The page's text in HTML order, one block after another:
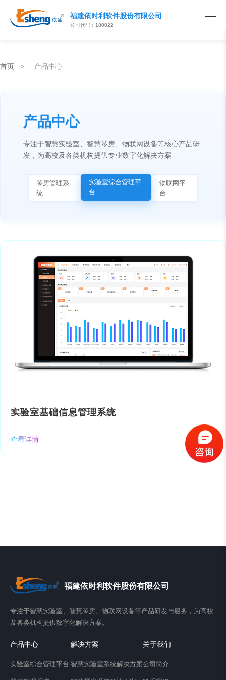
福建依时利软件股份有限公司
公司代码：180022
首页 > 产品中心
产品中心
专注于智慧实验室、智慧琴房、物联网设备等核心产品研
发，为高校及各类机构提供专业数字化解决方案
琴房管理系
统
实验室综合管理平
台
物联网平
台
实验室基础信息管理系统
查看详情
福建依时利软件股份有限公司
专注于智慧实验室、智慧琴房、物联网设备等产品研发与服务，为高校
及各类机构提供数字化解决方案。
产品中心
实验室综合管理平台
解决方案
智慧实验室系统解决方案
关于我们
公司简介